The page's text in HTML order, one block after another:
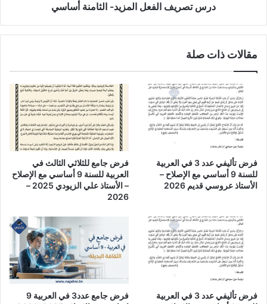
درس تصريف الفعل المزيد- الثامنة أساسي
مقالات ذات صلة
فرض تأليفي عدد 3 في العربية
للسنة 9 أساسي مع الإصلاح –
الأستاذ عروسي قديم 2026
فرض جامع للثلاثي الثالث في
العربية للسنة 9 أساسي مع الإصلاح
– الأستاذ علي الزيودي 2025 –
2026
فرض تأليفي عدد 3 في العربية
فرض جامع عدد3 في العربية 9